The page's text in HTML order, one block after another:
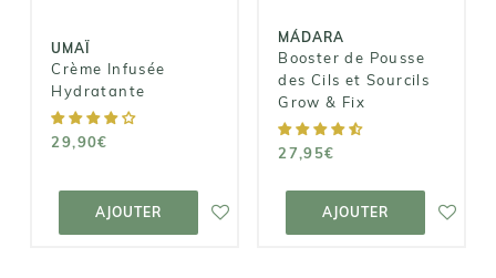
UMAÏ
Crème Infusée
Hydratante
29,90€
AJOUTER
AJOUTER AU
PANIER
MÁDARA
Booster de Pousse
des Cils et Sourcils
Grow & Fix
27,95€
AJOUTER
AJOUTER AU
PANIER